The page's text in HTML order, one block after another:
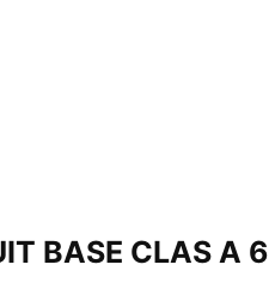
BASE CLAS A